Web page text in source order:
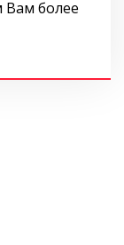
Вам более